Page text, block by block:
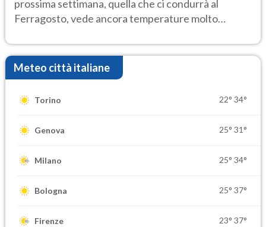
prossima settimana, quella che ci condurrà al
Ferragosto, vede ancora temperature molto
Meteo città italiane
Torino 22° 34°
Genova 25° 31°
Milano 25° 34°
Bologna 25° 37°
Firenze 23° 37°